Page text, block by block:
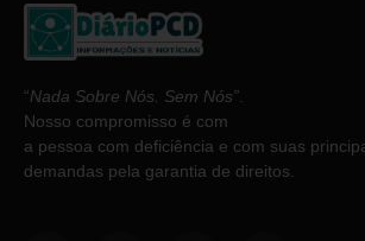
“Nada Sobre Nós. Sem Nós”
Nosso compromisso é com
a pessoa com deficiência e com suas
demandas pela garantia de direitos.